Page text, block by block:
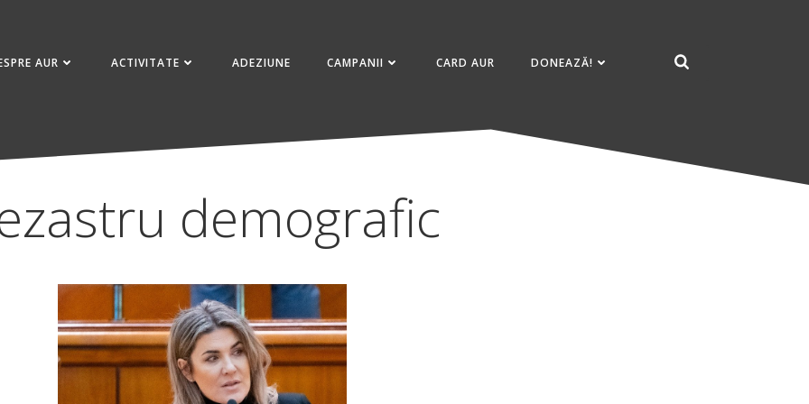
AUR ACTIVITATE ADEZIUNE CAMPANII CARD AUR DONEAZĂ!
demografic